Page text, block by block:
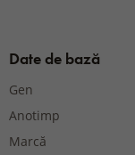
Date de bază
Gen
Anotimp
Marcă